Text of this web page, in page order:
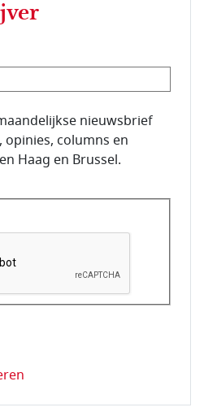
nieuwsbrief
columns en
Haag en Brussel.
controleren dat u een mens